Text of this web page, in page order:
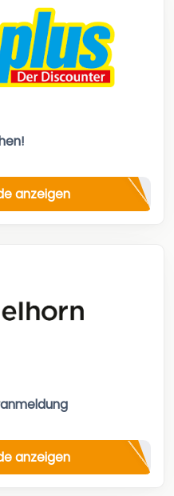
anzeigen
anzeigen